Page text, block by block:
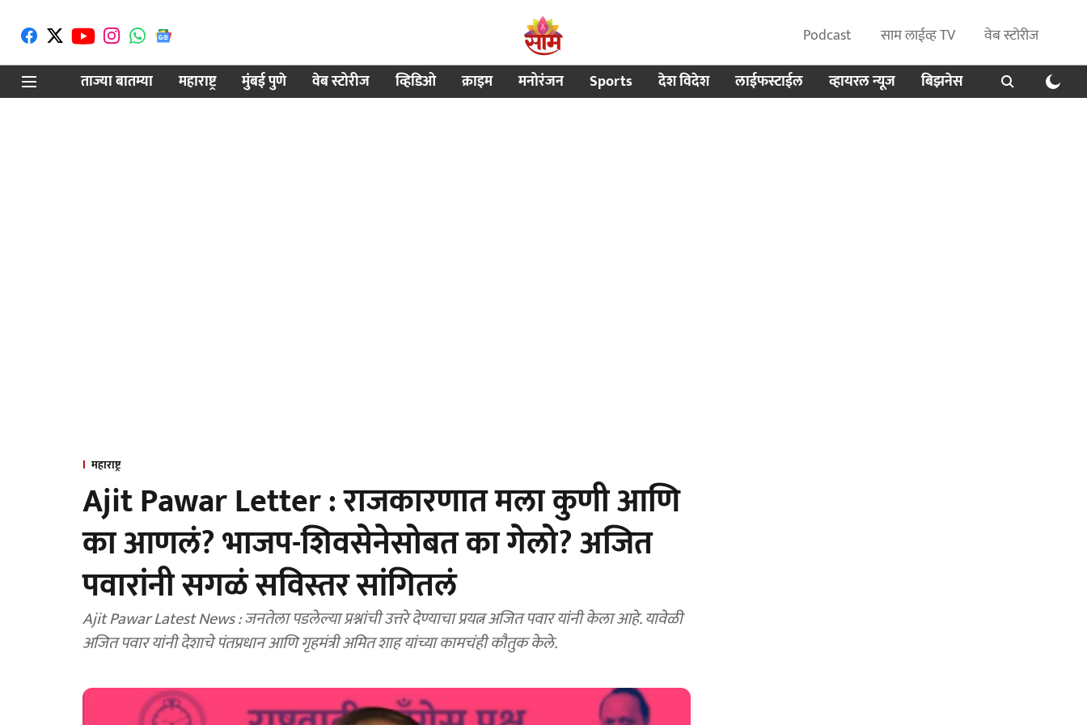
Podcast साम लाईव्ह TV
वेब स्टोरीज
ताज्या बातम्या
महाराष्ट्र मुंबई पुणे वेब स्टोरीज व्हिडिओ क्राइम मनोरंजन Sports देश विदेश लाईफस्टाईल व्हायरल न्यूज बिझनेस
महाराष्ट्र
Ajit Pawar Letter : राजकारणात मला कुणी आणि
का आणलं? भाजप-शिवसेनेसोबत का गेलो? अजित
पवारांनी सगळं सविस्तर सांगितलं
Ajit Pawar Latest News : जनतेला पडलेल्या प्रश्नांची उत्तरे देण्याचा प्रयत्न अजित पवार यांनी केला आहे. यावेळी
अजित पवार यांनी देशाचे पंतप्रधान आणि गृहमंत्री अमित शाह यांच्या कामचंही कौतुक केले.